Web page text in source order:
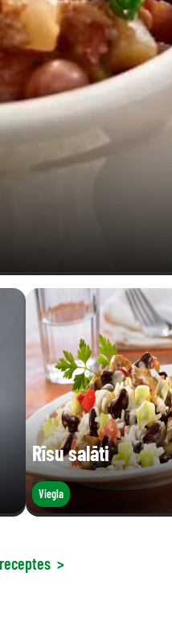
Rīsu salāti
Viegla
>